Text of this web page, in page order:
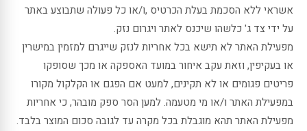
אשראי ללא הסכמת בעלת הכרטיס ,ו/או כל פעולה שתבוצע באתר
על ידי צד ג' כלשהו שיכנס לאתר ויגרום נזק.
מפעילת האתר לא תישא בכל אחריות לנזק שייגרם למזמין במישרין
או בעקיפין, וזאת עקב איחור במועד האספקה או מכך שסופקו
פריטים פגומים או לא תקינים, למעט אם הפגם או הקלקול מקורו
במפעילת האתר ו/או מי מטעמה. למען הסר ספק מובהר, כי אחריות
מפעילת האתר תהא מוגבלת בכל מקרה עד לגובה סכום המוצר בלבד.